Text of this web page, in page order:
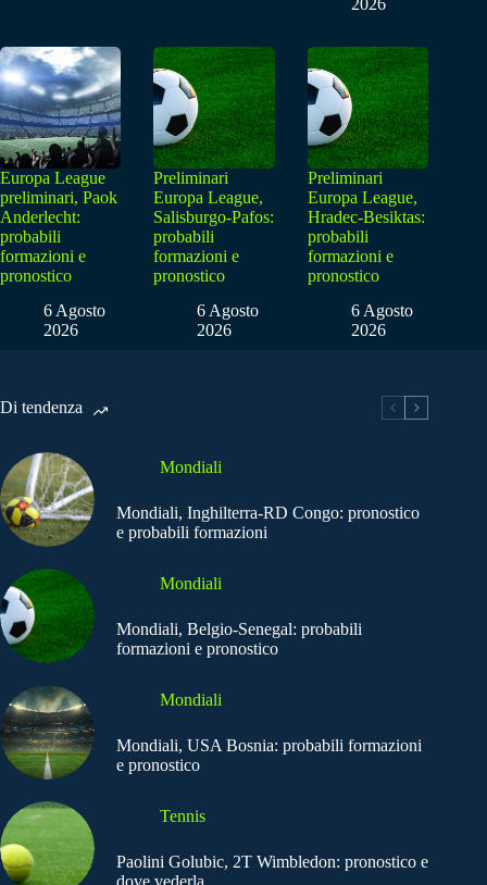
2026
Europa League
preliminari, Paok
Anderlecht:
probabili
formazioni e
pronostico
6 Agosto
2026
Preliminari
Europa League,
Salisburgo-Pafos:
probabili
formazioni e
pronostico
6 Agosto
2026
Preliminari
Europa League,
Hradec-Besiktas:
probabili
formazioni e
pronostico
6 Agosto
2026
Di tendenza
Mondiali
Mondiali, Inghilterra-RD Congo: pronostico
e probabili formazioni
Mondiali
Mondiali, Belgio-Senegal: probabili
formazioni e pronostico
Mondiali
Mondiali, USA Bosnia: probabili formazioni
e pronostico
Tennis
Paolini Golubic, 2T Wimbledon: pronostico e
dove vederla